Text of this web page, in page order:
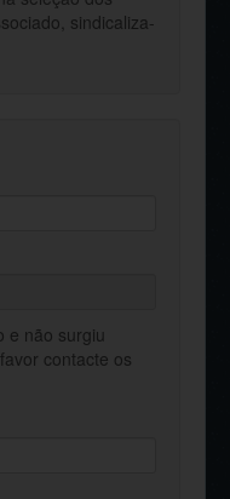
sindicaliza-
e não surgiu
contacte os